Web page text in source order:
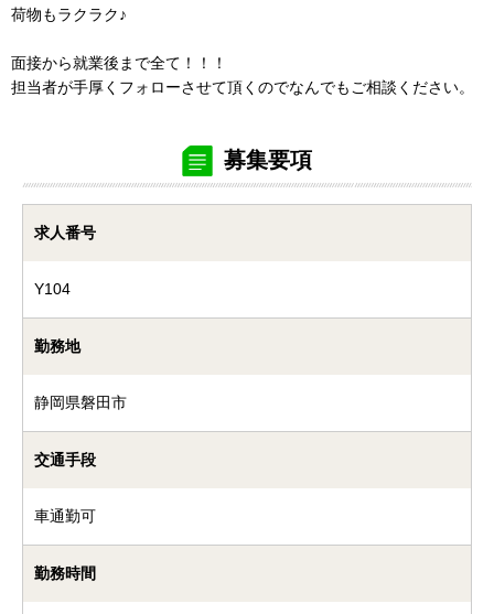
荷物もラクラク♪
面接から就業後まで全て！！！
担当者が手厚くフォローさせて頂くのでなんでもご相談ください。
募集要項
求人番号
Y104
勤務地
静岡県磐田市
交通手段
車通勤可
勤務時間